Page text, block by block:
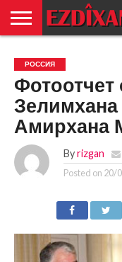
ЕЗИДИЗМ
НОВОСТИ
ИСТОРИЯ
КУЛЬТУРА
КОНТАКТ
РОССИЯ
Фотоотчет
Амирхана
By rizgan
Posted on 20/